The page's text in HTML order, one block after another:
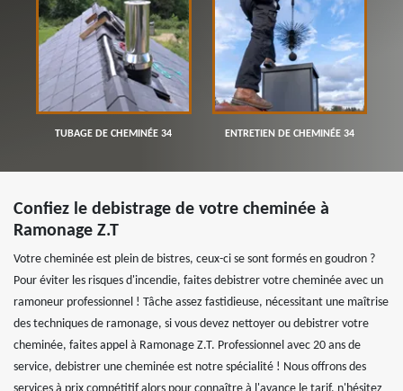
TUBAGE DE CHEMINÉE 34 ENTRETIEN DE CHEMINÉE 34
Confiez le debistrage de votre cheminée à
Ramonage Z.T
Votre cheminée est plein de bistres, ceux-ci se sont formés en goudron ?
Pour éviter les risques d'incendie, faites debistrer votre cheminée avec un
ramoneur professionnel ! Tâche assez fastidieuse, nécessitant une maîtrise
des techniques de ramonage, si vous devez nettoyer ou debistrer votre
cheminée, faites appel à Ramonage Z.T. Professionnel avec 20 ans de
service, debistrer une cheminée est notre spécialité ! Nous offrons des